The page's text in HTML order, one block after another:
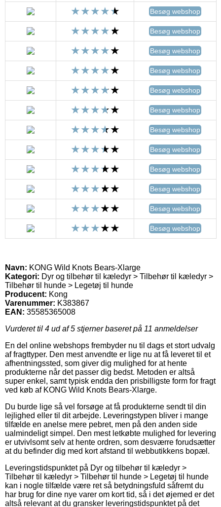
Besøg webshop
Besøg webshop
Besøg webshop
Besøg webshop
Besøg webshop
Besøg webshop
Besøg webshop
Besøg webshop
Besøg webshop
Besøg webshop
Besøg webshop
Besøg webshop
Navn: KONG Wild Knots Bears-Xlarge
Kategori: Dyr og tilbehør til kæledyr > Tilbehør til kæledyr >
Tilbehør til hunde > Legetøj til hunde
Producent: Kong
Varenummer: K383867
EAN: 35585365008
Vurderet til 4 ud af 5 stjerner baseret på 11 anmeldelser
En del online webshops frembyder nu til dags et stort udvalg
af fragttyper. Den mest anvendte er lige nu at få leveret til et
afhentningssted, som giver dig mulighed for at hente
produkterne når det passer dig bedst. Metoden er altså
super enkel, samt typisk endda den prisbilligste form for fragt
ved køb af KONG Wild Knots Bears-Xlarge.
Du burde lige så vel forsøge at få produkterne sendt til din
lejlighed eller til dit arbejde. Leveringstypen bliver i mange
tilfælde en anelse mere pebret, men på den anden side
ualmindeligt simpel. Den mest letkøbte mulighed for levering
er utvivlsomt selv at hente ordren, som desværre forudsætter
at du befinder dig med kort afstand til webbutikkens bopæl.
Leveringstidspunktet på Dyr og tilbehør til kæledyr >
Tilbehør til kæledyr > Tilbehør til hunde > Legetøj til hunde
kan i nogle tilfælde være ret så betydningsfuld såfremt du
har brug for dine nye varer om kort tid, så i det øjemed er det
altså relevant at du gransker leveringstidspunktet på det